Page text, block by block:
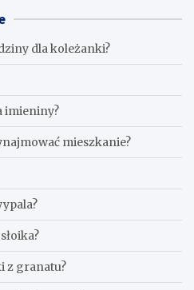
dla koleżanki?
imieniny?
mieszkanie?
z granatu?